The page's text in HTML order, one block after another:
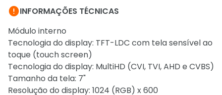
INFORMAÇÕES TÉCNICAS
Módulo interno
Tecnologia do display: TFT-LDC com tela sensível ao
toque (touch screen)
Tecnologia do display: MultiHD (CVI, TVI, AHD e CVBS)
Tamanho da tela: 7"
Resolução do display: 1024 (RGB) x 600